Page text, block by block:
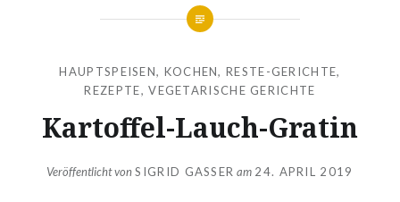
HAUPTSPEISEN, KOCHEN,RESTE-GERICHTE,
REZEPTE,VEGETARISCHE GERICHTE
Kartoffel-Lauch-Gratin
Veröffentlicht vonSIGRID GASSER am 24. APRIL 2019